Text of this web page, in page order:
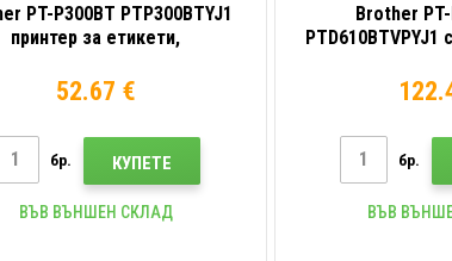
PT-P300BT PTP300BTYJ1
принтер за етикети,
52.67 €
бр. КУПЕТЕ
ВЪВ ВЪНШЕН СКЛАД
Brother
PTD610BTVPYJ1
бр.
ВЪВ